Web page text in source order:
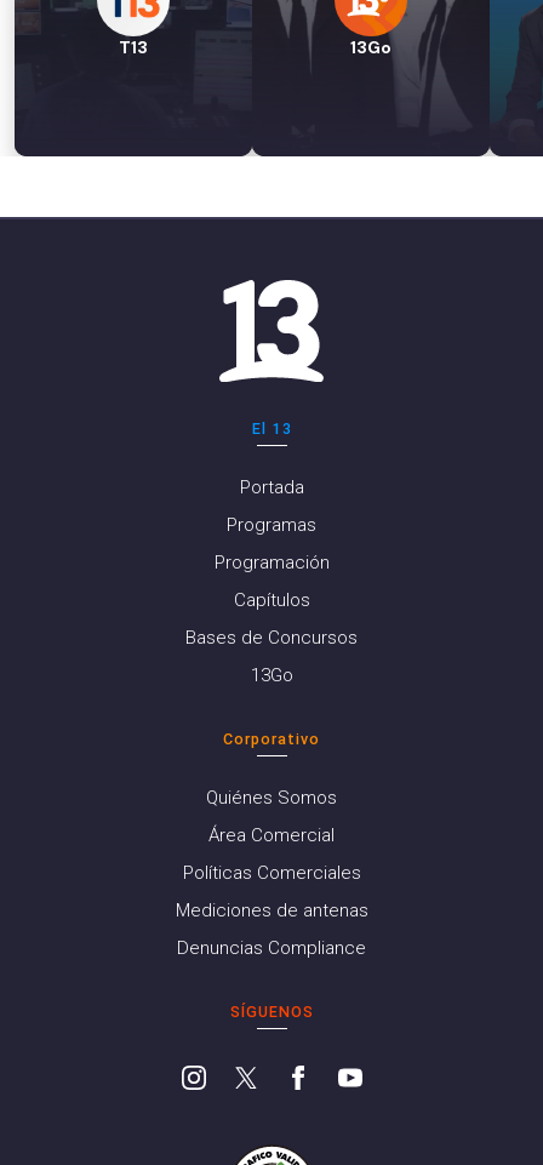
T13 13Go
El 13
Portada
Programas
Programación
Capítulos
Bases de Concursos
13Go
Corporativo
Quiénes Somos
Área Comercial
Políticas Comerciales
Mediciones de antenas
Denuncias Compliance
SÍGUENOS